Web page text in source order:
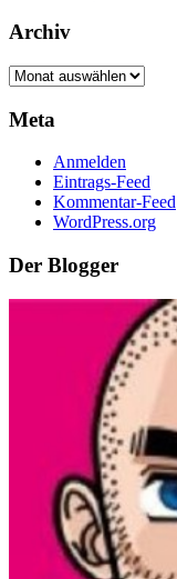
Archiv
Archiv
Meta
Anmelden
Eintrags-Feed
Kommentar-Feed
WordPress.org
Der Blogger